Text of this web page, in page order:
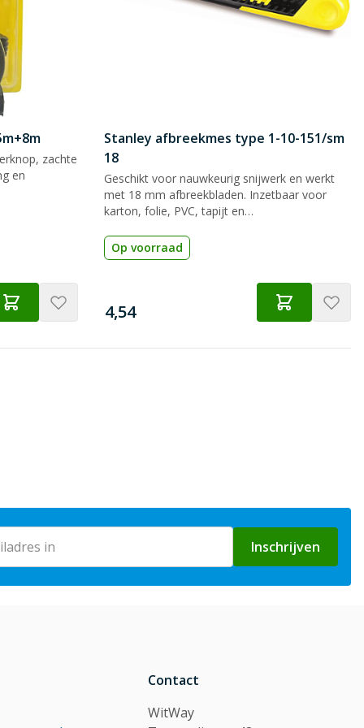
zachte
en
Stanley afbreekmes type 1-10-151/sm
18
Geschikt voor nauwkeurig snijwerk en werkt
met 18 mm afbreekbladen. Inzetbaar voor
karton, folie, PVC, tapijt en
Op voorraad
€
4,54
Inschrijven
Contact
WitWay